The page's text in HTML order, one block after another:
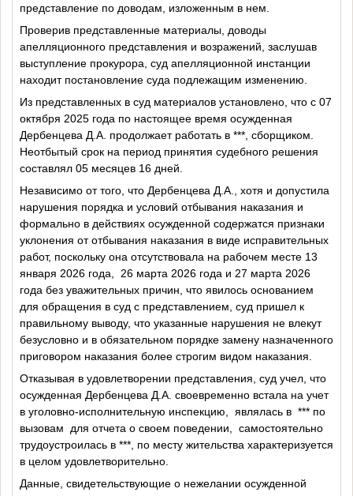
представление по доводам, изложенным в нем.
Проверив представленные материалы, доводы
апелляционного представления и возражений, заслушав
выступление прокурора, суд апелляционной инстанции
находит постановление суда подлежащим изменению.
Из представленных в суд материалов установлено, что с 07
октября 2025 года по настоящее время осужденная
Дербенцева Д.А. продолжает работать в ***, сборщиком.
Неотбытый срок на период принятия судебного решения
составлял 05 месяцев 16 дней.
Независимо от того, что Дербенцева Д.А., хотя и допустила
нарушения порядка и условий отбывания наказания и
формально в действиях осужденной содержатся признаки
уклонения от отбывания наказания в виде исправительных
работ, поскольку она отсутствовала на рабочем месте 13
января 2026 года,
26 марта 2026 года и 27 марта 2026
года без уважительных причин, что явилось основанием
для обращения в суд с представлением, суд пришел к
правильному выводу, что указанные нарушения не влекут
безусловно и в обязательном порядке замену назначенного
приговором наказания более строгим видом наказания.
Отказывая в удовлетворении представления, суд учел, что
осужденная Дербенцева Д.А. своевременно встала на учет
в уголовно-исполнительную инспекцию,
являлась в *** по
вызовам
для отчета о своем поведении,
самостоятельно
трудоустроилась в ***, по месту жительства характеризуется
в целом удовлетворительно.
Данные, свидетельствующие о нежелании осужденной